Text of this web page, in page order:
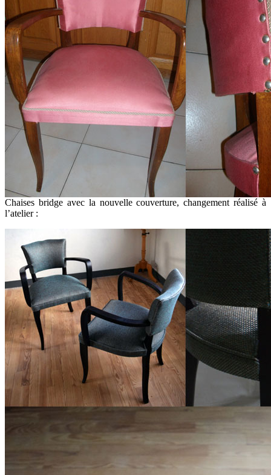
Chaises bridge avec la nouvelle couverture, changement réalisé à
l’atelier :